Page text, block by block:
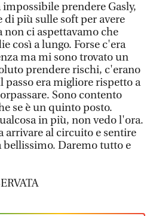
impossibile prendere Gasly,
di più sulle soft per avere
non ci aspettavamo che
così a lungo. Forse c'era
ma mi sono trovato un
prendere rischi, c'erano
era migliore rispetto a
Sono contento
se è un quinto posto.
in più, non vedo l'ora.
arrivare al circuito e sentire
bellissimo. Daremo tutto e